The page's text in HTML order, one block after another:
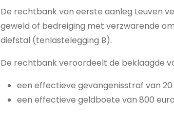
De rechtbank van eerste aanleg Leuven
geweld of bedreiging met verzwarende
diefstal (tenlastelegging B).
De rechtbank veroordeelt de beklaagde
een effectieve gevangenisstraf van
een effectieve geldboete van 800